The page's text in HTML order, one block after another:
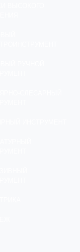
ВЫСОКОГО
РУЧНОЙ
СЛЕСАРНЫЙ
ИНСТРУМЕНТ